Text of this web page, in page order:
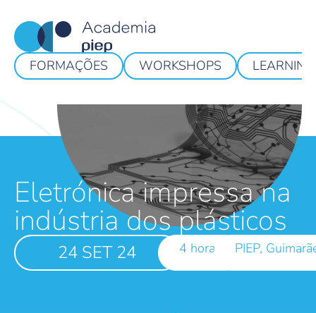
FORMAÇÕES WORKSHOPS
Eletrónica impressa na
indústria dos plásticos
24 SET 24 4 horas PIEP,